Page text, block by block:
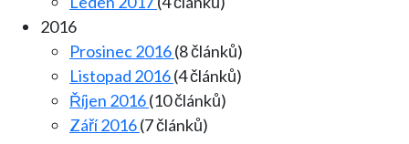
2016
Prosinec 2016(8 článků)
Listopad 2016(4 článků)
Říjen 2016(10 článků)
Září 2016(7 článků)